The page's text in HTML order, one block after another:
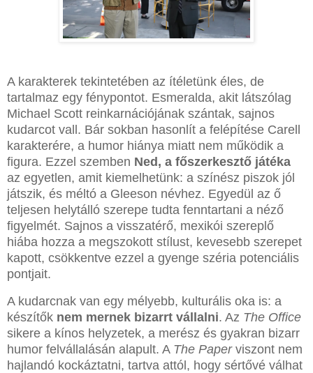
A karakterek tekintetében az ítéletünk éles, de
tartalmaz egy fénypontot. Esmeralda, akit látszólag
Michael Scott reinkarnációjának szántak, sajnos
kudarcot vall. Bár sokban hasonlít a felépítése Carell
karakterére, a humor hiánya miatt nem működik a
figura. Ezzel szemben Ned, a főszerkesztő játéka
az egyetlen, amit kiemelhetünk: a színész piszok jól
játszik, és méltó a Gleeson névhez. Egyedül az ő
teljesen helytálló szerepe tudta fenntartani a néző
figyelmét. Sajnos a visszatérő, mexikói szereplő
hiába hozza a megszokott stílust, kevesebb szerepet
kapott, csökkentve ezzel a gyenge széria potenciális
pontjait.
A kudarcnak van egy mélyebb, kulturális oka is: a
készítők nem mernek bizarrt vállalni. Az The Office
sikere a kínos helyzetek, a merész és gyakran bizarr
humor felvállalásán alapult. A The Paperviszont nem
hajlandó kockáztatni, tartva attól, hogy sértővé válhat